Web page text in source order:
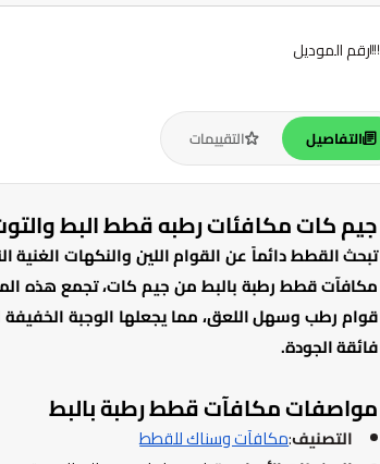
رقم الموديل
التفاصيل التقييمات
جيم كات مكافئات رطبه قطط البط والتوت
تبحث القطط دائماً عن القوام اللين والنكهات
مكافآت قطط رطبة بالبط من جيم كات، تجمع هذه
قوام رطب وسهل اللعق، مما يجعلها الوجبة الخفيفة
فائقة الجودة.
مواصفات مكافآت قطط رطبة بالبط
التصنيف:مكافآت وسناك للقطط